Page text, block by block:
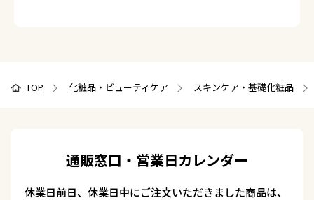
TOP 化粧品・ビューティケア スキンケア・基礎化粧品
通販窓口・営業日カレンダー
休業日前日、休業日中にご注文いただきました商品は、